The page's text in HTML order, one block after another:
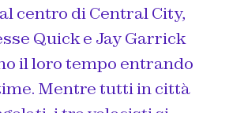
centro di Central City,
Quick e Jay Garrick
il loro tempo entrando
Mentre tutti in città